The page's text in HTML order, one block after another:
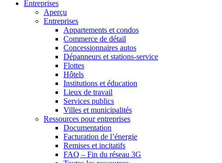
Entreprises
Aperçu
Entreprises
Appartements et condos
Commerce de détail
Concessionnaires autos
Dépanneurs et stations-service
Flottes
Hôtels
Institutions et éducation
Lieux de travail
Services publics
Villes et municipalités
Ressources pour entreprises
Documentation
Facturation de l’énergie
Remises et incitatifs
FAQ – Fin du réseau 3G